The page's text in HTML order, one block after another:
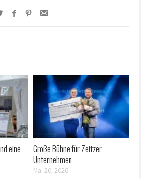
eine
Große Bühne für Zeitzer
Unternehmen
Mai 20, 2026